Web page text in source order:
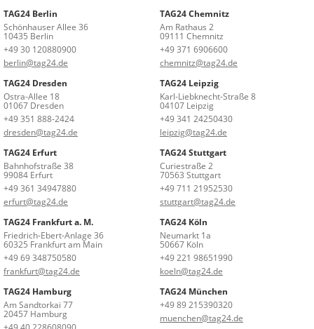
TAG24 Berlin
Schönhauser Allee 36
10435 Berlin
+49 30 120880900
berlin@tag24.de
TAG24 Chemnitz
Am Rathaus 2
09111 Chemnitz
+49 371 6906600
chemnitz@tag24.de
TAG24 Dresden
Ostra-Allee 18
01067 Dresden
+49 351 888-2424
dresden@tag24.de
TAG24 Leipzig
Karl-Liebknecht-Straße 8
04107 Leipzig
+49 341 24250430
leipzig@tag24.de
TAG24 Erfurt
Bahnhofstraße 38
99084 Erfurt
+49 361 34947880
erfurt@tag24.de
TAG24 Stuttgart
Curiestraße 2
70563 Stuttgart
+49 711 21952530
stuttgart@tag24.de
TAG24 Frankfurt a. M.
Friedrich-Ebert-Anlage 36
60325 Frankfurt am Main
+49 69 348750580
frankfurt@tag24.de
TAG24 Köln
Neumarkt 1a
50667 Köln
+49 221 98651990
koeln@tag24.de
TAG24 Hamburg
Am Sandtorkai 77
20457 Hamburg
TAG24 München
+49 89 215390320
muenchen@tag24.de